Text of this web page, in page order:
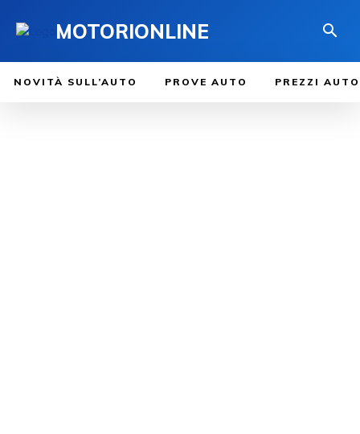
MOTORIONLINE
NOVITÀ SULL’AUTO PROVE AUTO PREZZI AUTO